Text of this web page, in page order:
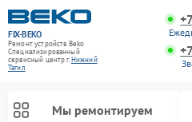
FIX-BEKO
Ремонт устройств Beko
Специализированный
cервисный центр г.Нижний
Тагил
Мы ремонтируем